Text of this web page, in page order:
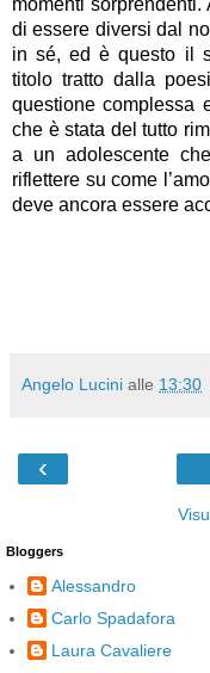
momenti
di essere diversi dal
in sé, ed è questo il
titolo tratto dalla
questione complessa
che è stata del tutto
a un adolescente
riflettere su come
deve ancora essere
Angelo Lucini alle 13:30
‹
Bloggers
Alessandro
Carlo Spadafora
Laura Cavaliere